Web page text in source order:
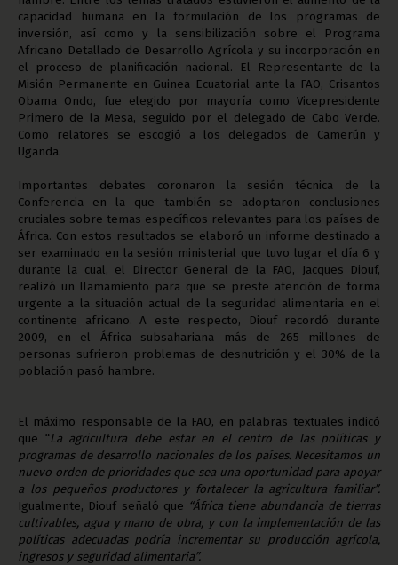
capacidad humana en la formulación de los programas de
inversión, así como y la sensibilización sobre el Programa
Africano Detallado de Desarrollo Agrícola y su incorporación en
el proceso de planificación nacional. El Representante de la
Misión Permanente en Guinea Ecuatorial ante la FAO, Crisantos
Obama Ondo, fue elegido por mayoría como Vicepresidente
Primero de la Mesa, seguido por el delegado de Cabo Verde.
Como relatores se escogió a los delegados de Camerún y
Uganda.
Importantes debates coronaron la sesión técnica de la
Conferencia en la que también se adoptaron conclusiones
cruciales sobre temas específicos relevantes para los países de
África. Con estos resultados se elaboró un informe destinado a
ser examinado en la sesión ministerial que tuvo lugar el día 6 y
durante la cual, el Director General de la FAO,
Jacques Diouf,
realizó un llamamiento para que se preste atención de forma
urgente a la situación actual de la seguridad alimentaria en el
continente africano. A este respecto, Diouf recordó durante
2009, en el África subsahariana más de 265 millones de
personas sufrieron problemas de desnutrición y el 30% de la
población pasó hambre.
El máximo responsable de la FAO, en palabras textuales indicó
que “La agricultura debe estar en el centro de las políticas y
programas de desarrollo nacionales de los países. Necesitamos un
nuevo orden de prioridades que sea una oportunidad para apoyar
a los pequeños productores y fortalecer la agricultura familiar”.
Igualmente, Diouf señaló que “África tiene abundancia de tierras
cultivables, agua y mano de obra, y con la implementación de las
políticas adecuadas podría incrementar su producción agrícola,
ingresos y seguridad alimentaria”.